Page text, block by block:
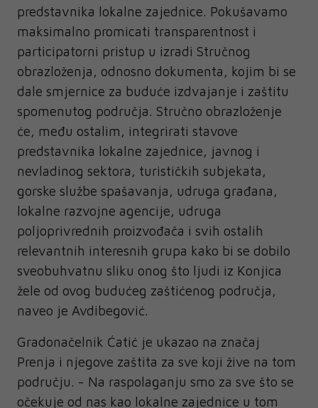
predstavnika lokalne zajednice. Pokušavamo
maksimalno promicati transparentnost i
participatorni pristup u izradi Stručnog
obrazloženja, odnosno dokumenta, kojim bi se
dale smjernice za buduće izdvajanje i zaštitu
spomenutog područja. Stručno obrazloženje
će, među ostalim, integrirati stavove
predstavnika lokalne zajednice, javnog i
nevladinog sektora, turističkih subjekata,
gorske službe spašavanja, udruga građana,
lokalne razvojne agencije, udruga
poljoprivrednih proizvođača i svih ostalih
relevantnih interesnih grupa kako bi se dobilo
sveobuhvatnu sliku onog što ljudi iz Konjica
žele od ovog budućeg zaštićenog područja,
naveo je Avdibegović.
Gradonačelnik Ćatić je ukazao na značaj
Prenja i njegove zaštita za sve koji žive na tom
području. - Na raspolaganju smo za sve što se
očekuje od nas kao lokalne zajednice u tom